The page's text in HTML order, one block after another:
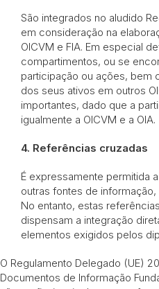
São integrados no aludido
em consideração na
OICVM e FIA. Em especial
compartimentos, ou se
participação ou ações, bem
dos seus ativos em outros
importantes, dado que a
igualmente a OICVM e a OIA.
4. Referências cruzadas
É expressamente permitida
outras fontes de
No entanto, estas
dispensam a integração
elementos exigidos pelos
O Regulamento Delegado (UE)
Documentos de Informação